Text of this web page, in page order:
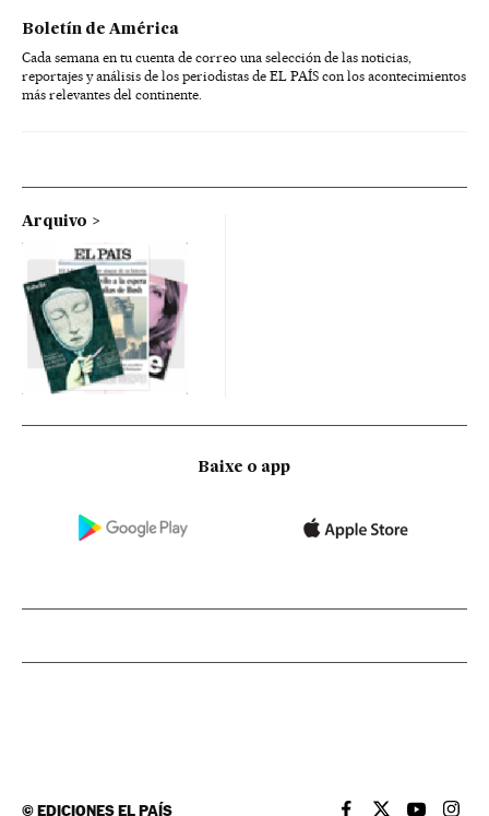
Boletín de América
Cada semana en tu cuenta de correo una selección de las noticias,
reportajes y análisis de los periodistas de EL PAÍS con los acontecimientos
más relevantes del continente.
Arquivo
Baixe o app
©EDICIONES EL PAÍS